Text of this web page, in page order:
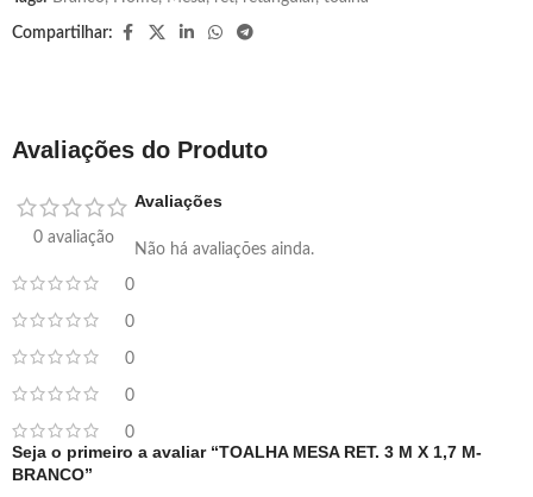
Compartilhar:
Avaliações do Produto
0 avaliação
0
0
0
0
0
Avaliações
Não há avaliações ainda.
Seja o primeiro a avaliar “TOALHA MESA RET. 3 M X 1,7 M-
BRANCO”